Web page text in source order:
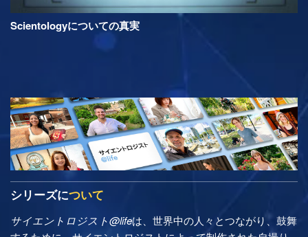
Scientologyについての真実
シリーズについて
サイエントロジスト@lifeは、世界中の人々とつながり、鼓舞